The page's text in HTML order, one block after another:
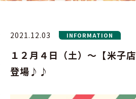
2021.12.03 INFORMATION
１２月４日（土）～【米子
登場♪♪